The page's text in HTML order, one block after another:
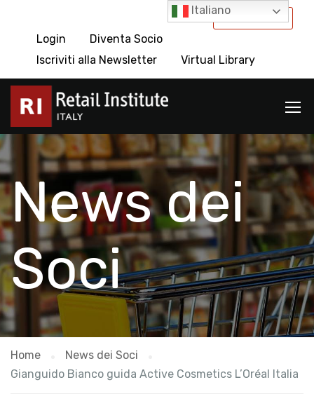
International
Login
Diventa Socio
Iscriviti alla Newsletter
Virtual Library
News dei
Soci
Home
News dei Soci
Gianguido Bianco guida Active Cosmetics L’Oréal Italia
Italiano